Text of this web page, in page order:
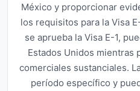
México y proporcionar
los requisitos para la Visa
se aprueba la Visa E-1,
Estados Unidos mientras
comerciales sustanciales.
período específico y